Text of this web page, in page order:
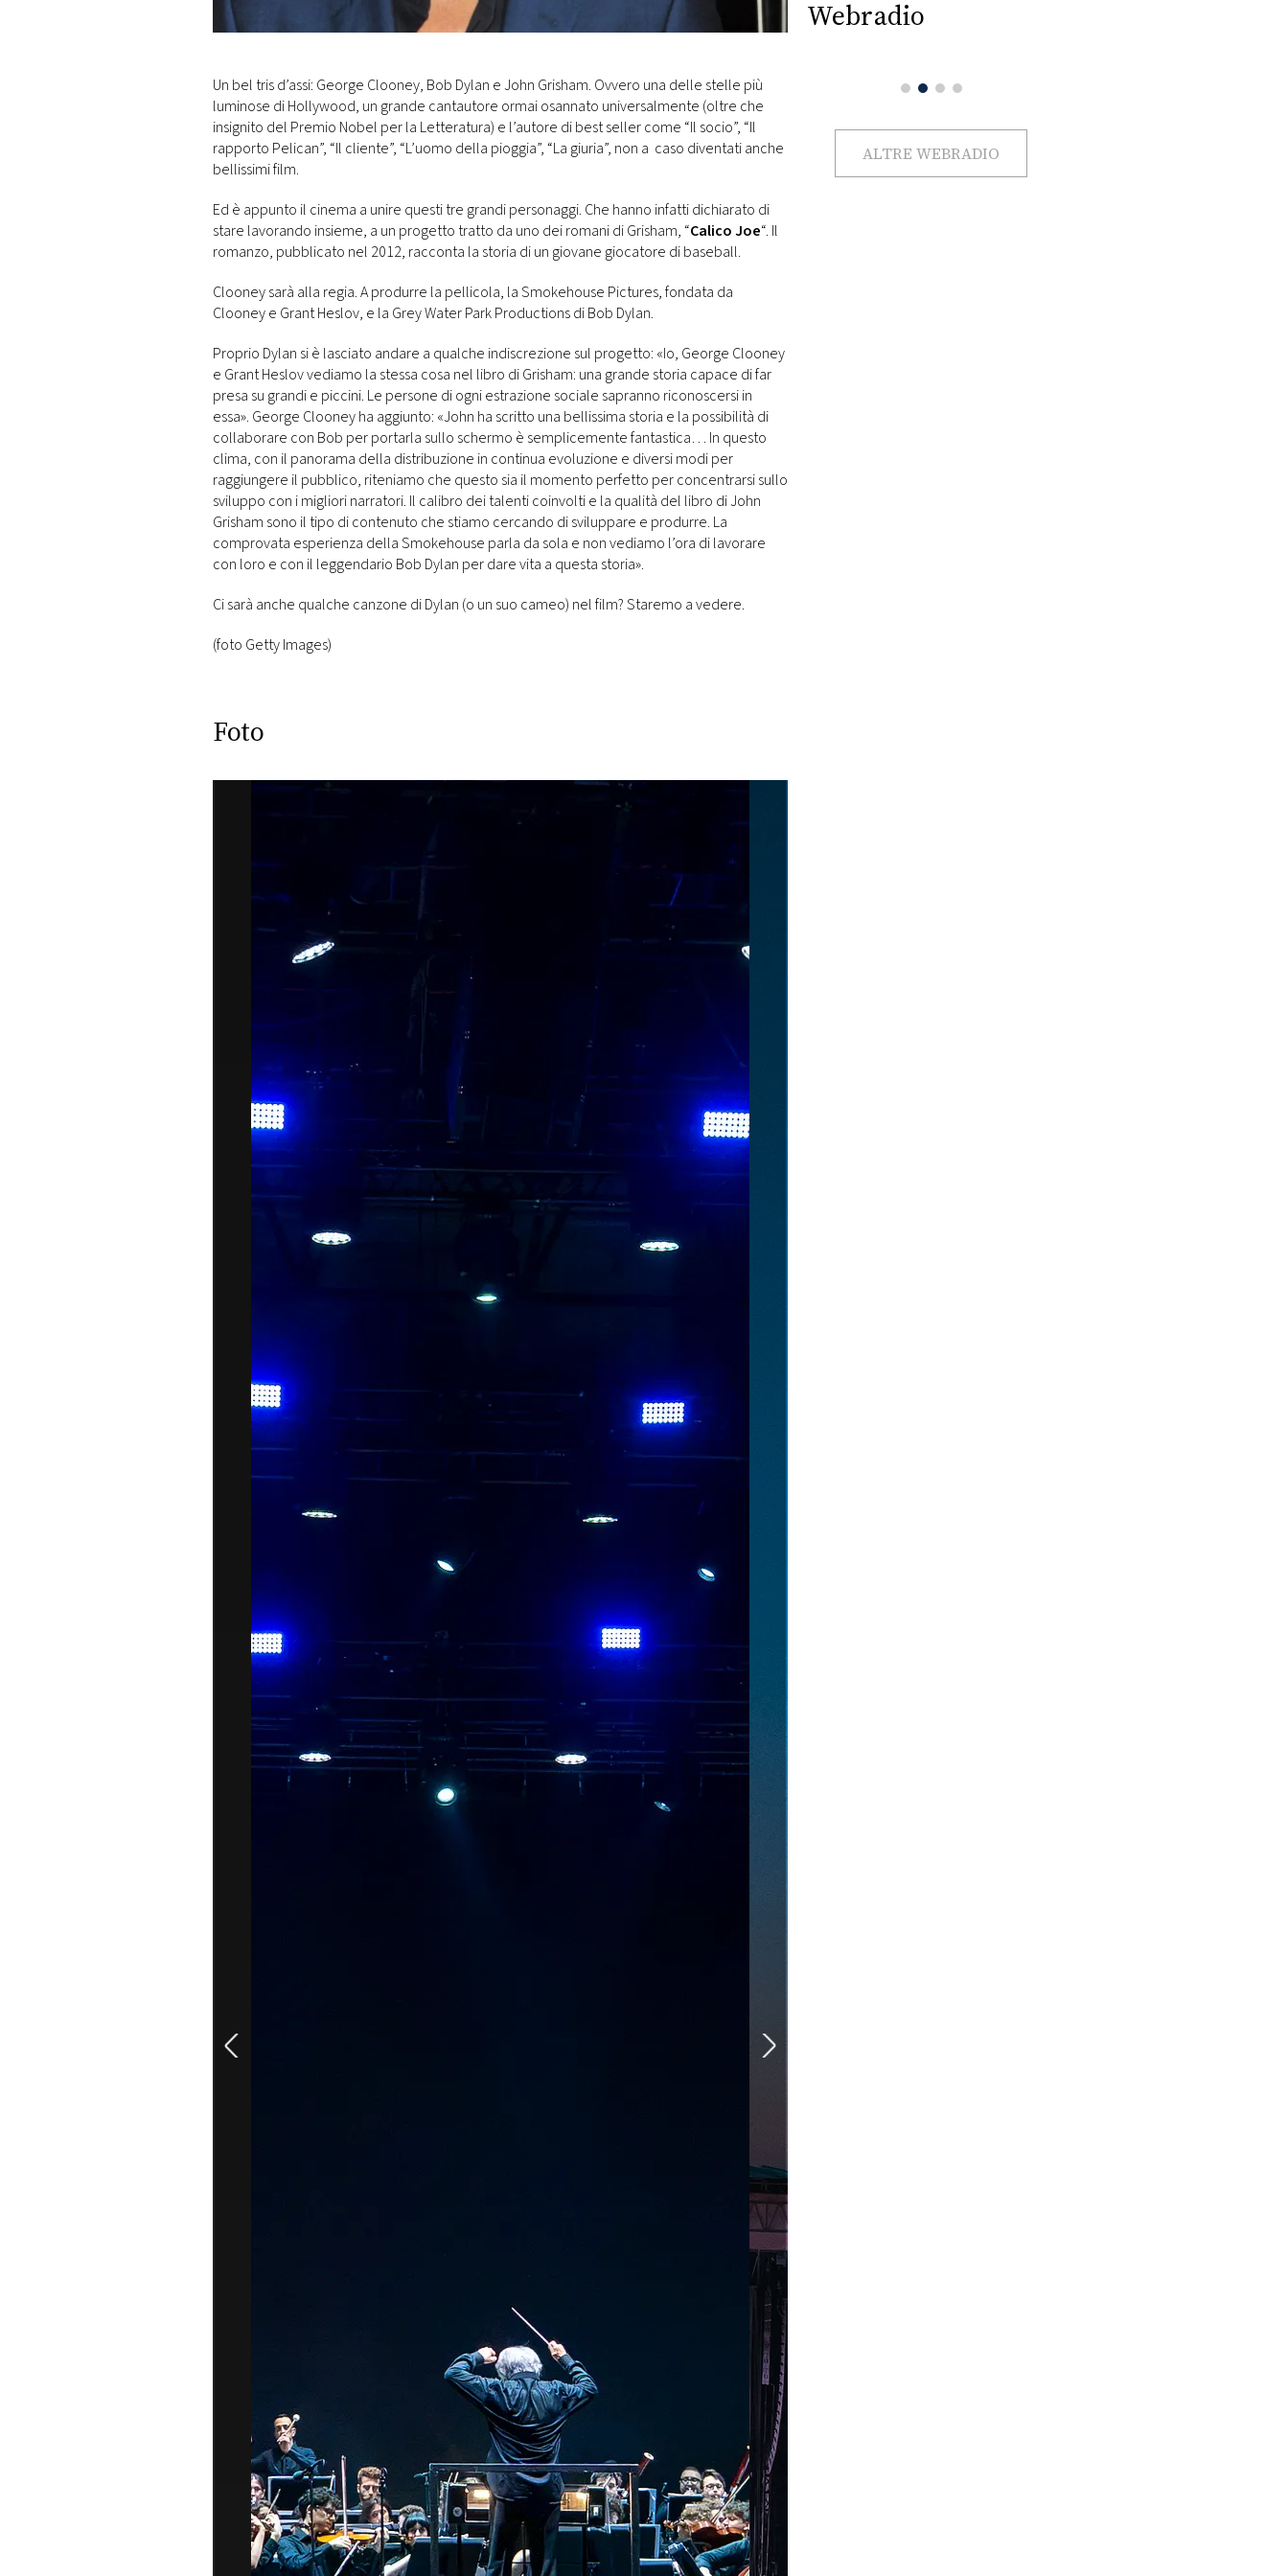
MONACO
RMC
CONSIGLIA
Un bel tris d’assi: George Clooney, Bob Dylan e John Grisham. Ovvero una delle stelle più
luminose di Hollywood, un grande cantautore ormai osannato universalmente (oltre che
insignito del Premio Nobel per la Letteratura) e l’autore di best seller come “Il socio”, “Il
rapporto Pelican”, “Il cliente”, “L’uomo della pioggia”, “La giuria”, non a caso diventati anche
bellissimi film.
Ed è appunto il cinema a unire questi tre grandi personaggi. Che hanno infatti dichiarato di
stare lavorando insieme, a un progetto tratto da uno dei romani di Grisham, “Calico Joe“. Il
romanzo, pubblicato nel 2012, racconta la storia di un giovane giocatore di baseball.
Clooney sarà alla regia. A produrre la pellicola, la Smokehouse Pictures, fondata da
Clooney e Grant Heslov, e la Grey Water Park Productions di Bob Dylan.
Proprio Dylan si è lasciato andare a qualche indiscrezione sul progetto: «Io, George Clooney
e Grant Heslov vediamo la stessa cosa nel libro di Grisham: una grande storia capace di far
presa su grandi e piccini. Le persone di ogni estrazione sociale sapranno riconoscersi in
essa». George Clooney ha aggiunto: «John ha scritto una bellissima storia e la possibilità di
collaborare con Bob per portarla sullo schermo è semplicemente fantastica… In questo
clima, con il panorama della distribuzione in continua evoluzione e diversi modi per
raggiungere il pubblico, riteniamo che questo sia il momento perfetto per concentrarsi sullo
sviluppo con i migliori narratori. Il calibro dei talenti coinvolti e la qualità del libro di John
Grisham sono il tipo di contenuto che stiamo cercando di sviluppare e produrre. La
comprovata esperienza della Smokehouse parla da sola e non vediamo l’ora di lavorare
con loro e con il leggendario Bob Dylan per dare vita a questa storia».
Ci sarà anche qualche canzone di Dylan (o un suo cameo) nel film? Staremo a vedere.
(foto Getty Images)
Foto
Webradio
ALTRE WEBRADIO